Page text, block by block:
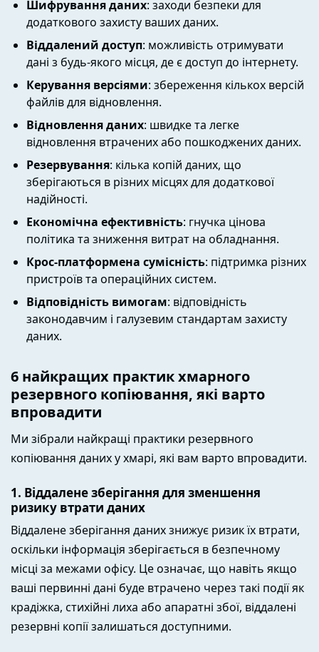
Шифрування даних: заходи безпеки для
додаткового захисту ваших даних.
Віддалений доступ: можливість отримувати
дані з будь-якого місця, де є доступ до інтернету.
Керування версіями: збереження кількох версій
файлів для відновлення.
Відновлення даних: швидке та легке
відновлення втрачених або пошкоджених даних.
Резервування: кілька копій даних, що
зберігаються в різних місцях для додаткової
надійності.
Економічна ефективність: гнучка цінова
політика та зниження витрат на обладнання.
Крос-платформена сумісність: підтримка різних
пристроїв та операційних систем.
Відповідність вимогам: відповідність
законодавчим і галузевим стандартам захисту
даних.
6 найкращих практик хмарного
резервного копіювання, які варто
впровадити
Ми зібрали найкращі практики резервного
копіювання даних у хмарі, які вам варто впровадити.
1. Віддалене зберігання для зменшення
ризику втрати даних
Віддалене зберігання даних знижує ризик їх втрати,
оскільки інформація зберігається в безпечному
місці за межами офісу. Це означає, що навіть якщо
ваші первинні дані буде втрачено через такі події як
крадіжка, стихійні лиха або апаратні збої, віддалені
резервні копії залишаться доступними.